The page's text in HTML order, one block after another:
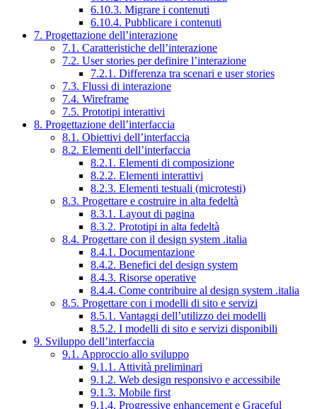
6.10.3. Migrare i contenuti
6.10.4. Pubblicare i contenuti
7. Progettazione dell’interazione
7.1. Caratteristiche dell’interazione
7.2. User stories per definire l’interazione
7.2.1. Differenza tra scenari e user stories
7.3. Flussi di interazione
7.4. Wireframe
7.5. Prototipi interattivi
8. Progettazione dell’interfaccia
8.1. Obiettivi dell’interfaccia
8.2. Elementi dell’interfaccia
8.2.1. Elementi di composizione
8.2.2. Elementi interattivi
8.2.3. Elementi testuali (microtesti)
8.3. Progettare e costruire in alta fedeltà
8.3.1. Layout di pagina
8.3.2. Prototipi in alta fedeltà
8.4. Progettare con il design system .italia
8.4.1. Documentazione
8.4.2. Benefici del design system
8.4.3. Risorse operative
8.4.4. Come contribuire al design system .italia
8.5. Progettare con i modelli di sito e servizi
8.5.1. Vantaggi dell’utilizzo dei modelli
8.5.2. I modelli di sito e servizi disponibili
9. Sviluppo dell’interfaccia
9.1. Approccio allo sviluppo
9.1.1. Attività preliminari
9.1.2. Web design responsivo e accessibile
9.1.3. Mobile first
9.1.4. Progressive enhancement e Graceful